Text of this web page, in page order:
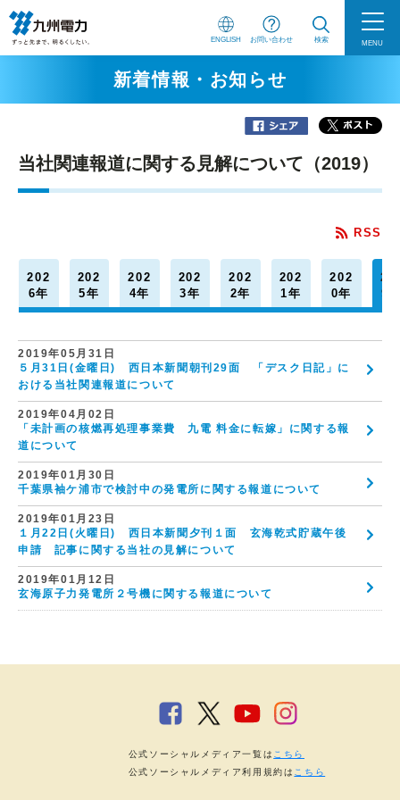
ENGLISH お問い合わせ 検索 MENU
新着情報・お知らせ
当社関連報道に関する見解について（2019）
RSS
202
6年
202
5年
202
4年
202
3年
202
2年
202
1年
202
0年
9
2019年05月31日
５月31日(金曜日) 西日本新聞朝刊29面 「デスク日記」に
おける当社関連報道について
2019年04月02日
「未計画の核燃再処理事業費 九電 料金に転嫁」に関する報
道について
2019年01月30日
千葉県袖ケ浦市で検討中の発電所に関する報道について
2019年01月23日
１月22日(火曜日) 西日本新聞夕刊１面 玄海乾式貯蔵午後
申請 記事に関する当社の見解について
2019年01月12日
玄海原子力発電所２号機に関する報道について
公式ソーシャルメディア一覧は こちら
公式ソーシャルメディア利用規約は こちら